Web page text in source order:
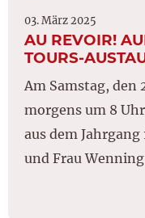
03. März 2025
AU REVOIR!
TOURS-
Am Samstag, den
morgens um 8
aus dem
und Frau